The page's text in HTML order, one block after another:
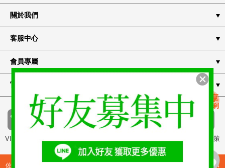
關於我們
客服中心
會員專屬
官方通路
VIP 專屬 隱私權政策
佐登微爾生醫股份有限公司 JOURDENWELL BIOMED CO., LTD. 統編8344